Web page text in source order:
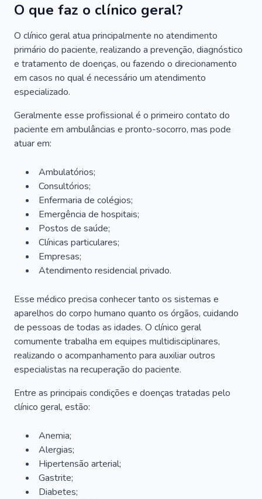
O que faz o clínico geral?
O clínico geral atua principalmente no atendimento
primário do paciente, realizando a prevenção, diagnóstico
e tratamento de doenças, ou fazendo o direcionamento
em casos no qual é necessário um atendimento
especializado.
Geralmente esse profissional é o primeiro contato do
paciente em ambulâncias e pronto-socorro, mas pode
atuar em:
Ambulatórios;
Consultórios;
Enfermaria de colégios;
Emergência de hospitais;
Postos de saúde;
Clínicas particulares;
Empresas;
Atendimento residencial privado.
Esse médico precisa conhecer tanto os sistemas e
aparelhos do corpo humano quanto os órgãos, cuidando
de pessoas de todas as idades. O clínico geral
comumente trabalha em equipes multidisciplinares,
realizando o acompanhamento para auxiliar outros
especialistas na recuperação do paciente.
Entre as principais condições e doenças tratadas pelo
clínico geral, estão:
Anemia;
Alergias;
Hipertensão arterial;
Gastrite;
Diabetes;